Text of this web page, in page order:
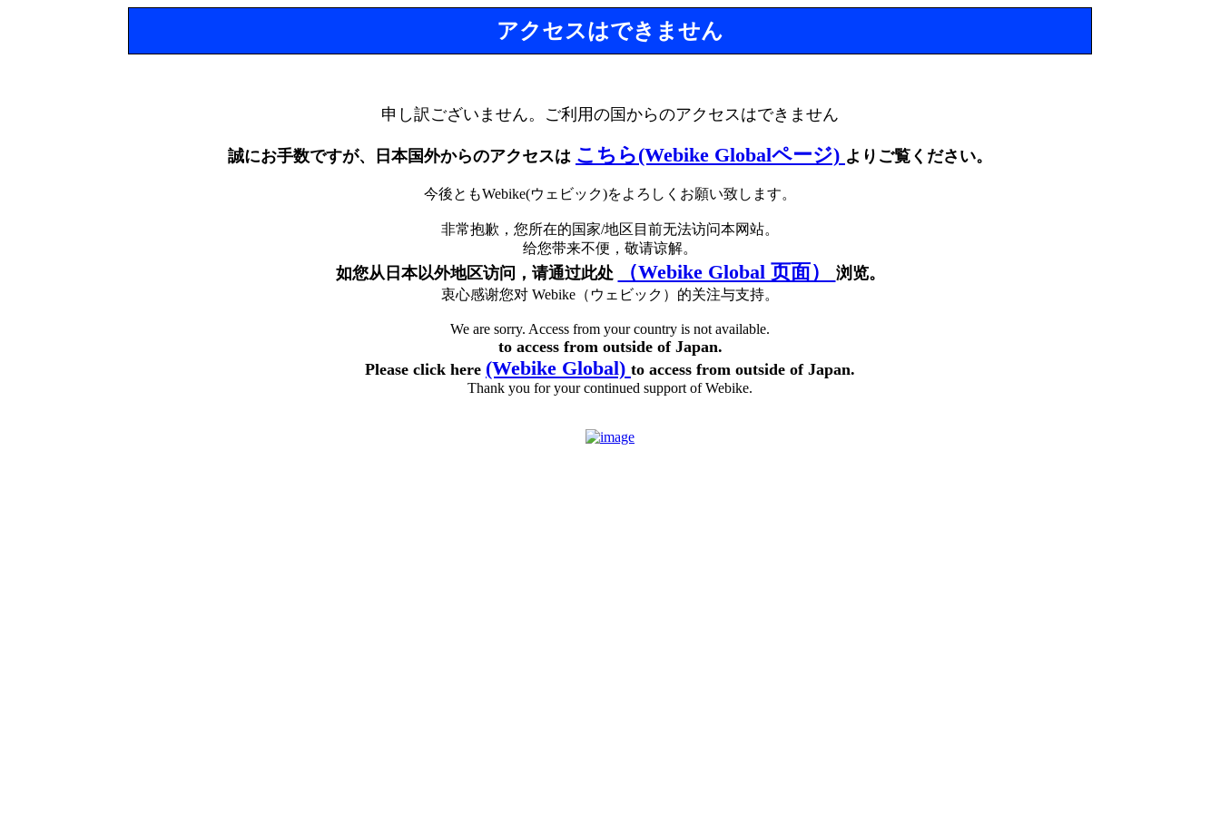
アクセスはできません
申し訳ございません。ご利用の国からのアクセスはできません
誠にお手数ですが、日本国外からのアクセスは こちら(Webike Globalページ) よりご覧ください。
今後ともWebike(ウェビック)をよろしくお願い致します。
非常抱歉，您所在的国家/地区目前无法访问本网站。
给您带来不便，敬请谅解。
如您从日本以外地区访问，请通过此处 （Webike Global 页面） 浏览。
衷心感谢您对 Webike（ウェビック）的关注与支持。
We are sorry. Access from your country is not available.
to access from outside of Japan.
Please click here (Webike Global) to access from outside of Japan.
Thank you for your continued support of Webike.